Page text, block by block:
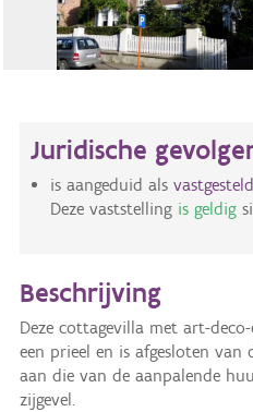
Juridische
is aangeduid als
Deze vaststelling is geldig
Beschrijving
Deze cottagevilla met art-
een prieel en is afgesloten
aan die van de aanpalende
zijgevel.